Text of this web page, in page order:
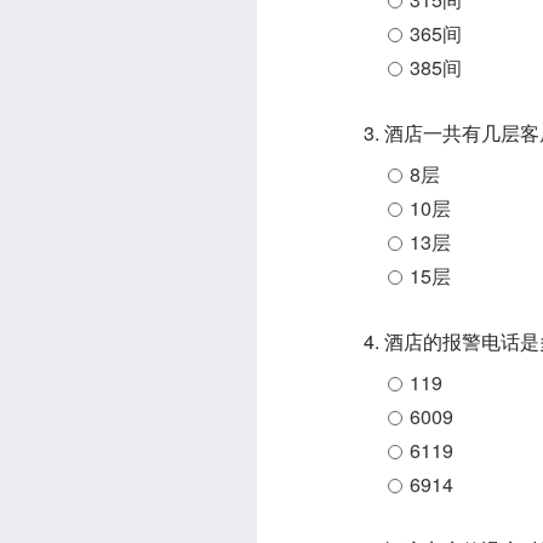
365间
385间
3. 酒店一共有几层客
8层
10层
13层
15层
4. 酒店的报警电话是
119
6009
6119
6914